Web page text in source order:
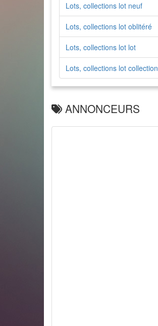
Lots, collections lot neuf
Lots, collections lot oblitéré
Lots, collections lot lot
Lots, collections lot collection
ANNONCEURS